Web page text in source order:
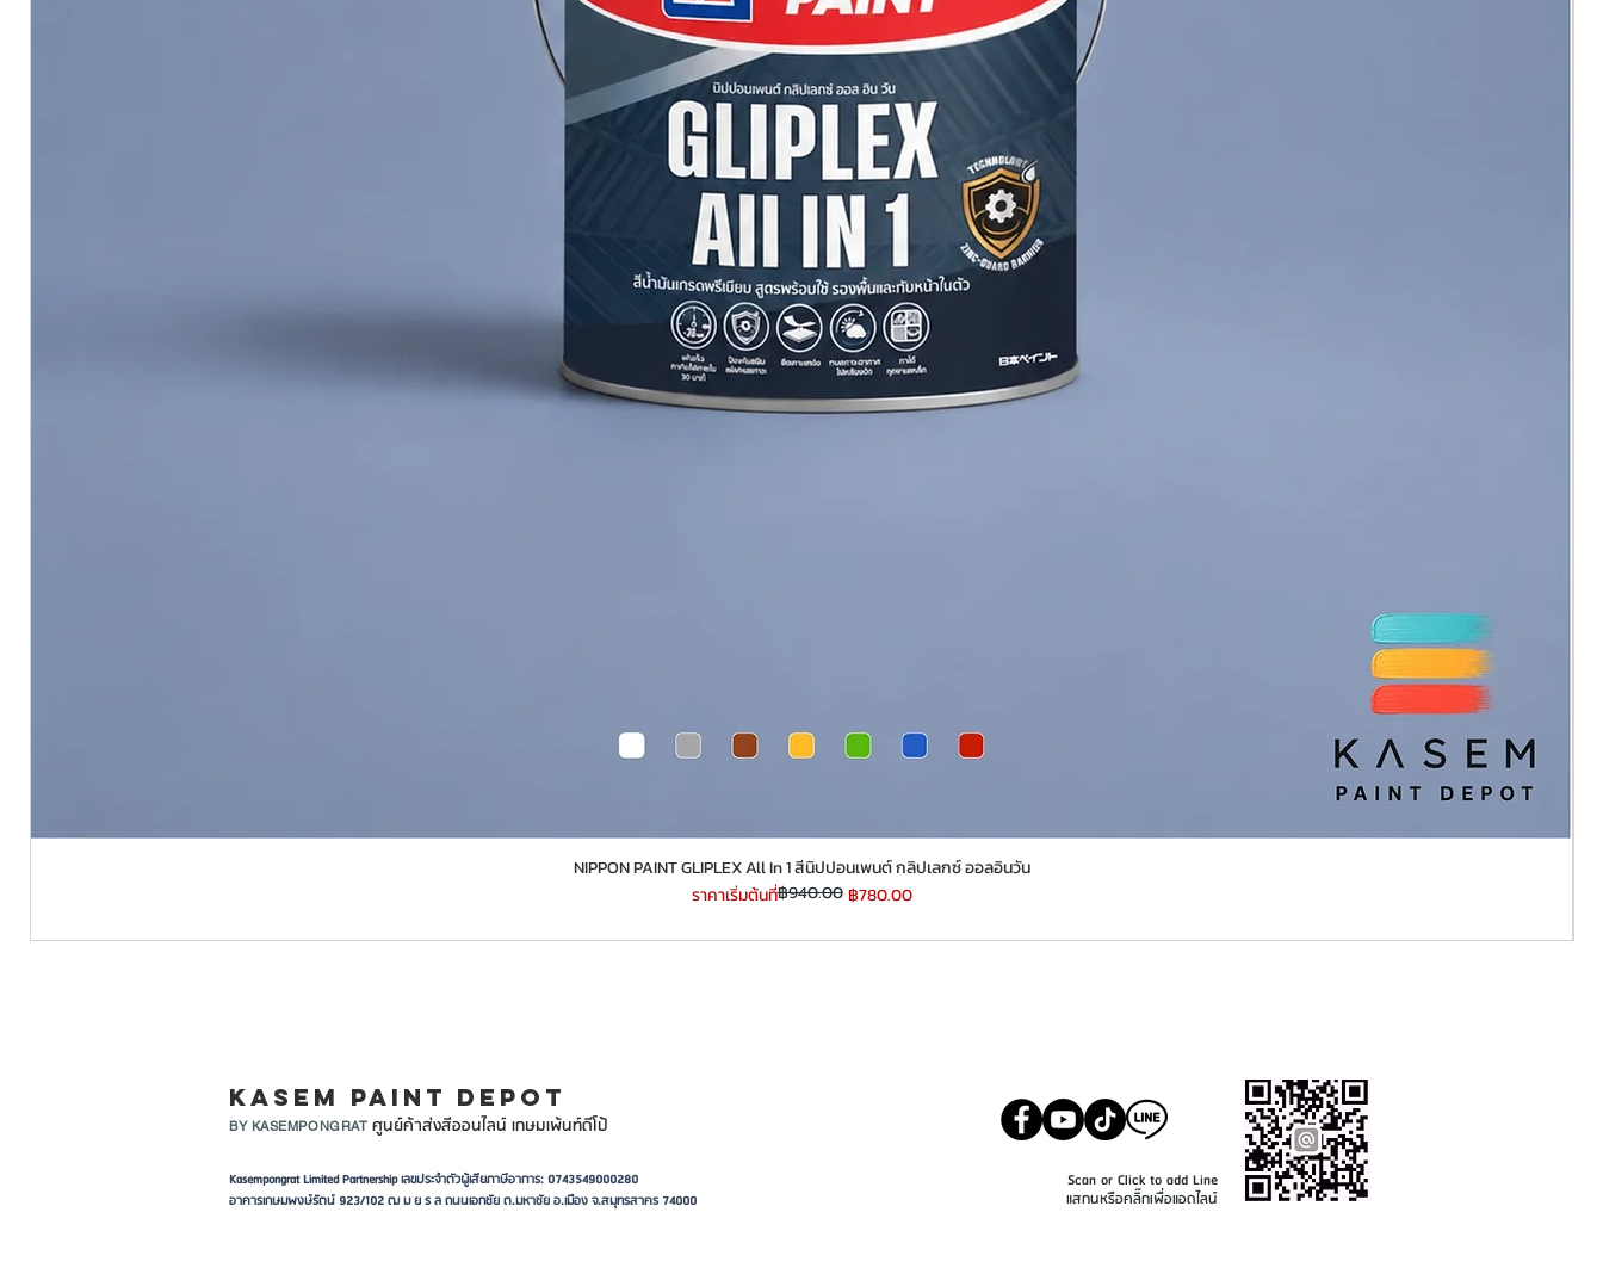
​​​​​​​NIPPON PAINT GLIPLEX All In 1 สีนิปปอนเพนต์ กลิปเลกซ์ ออลอินวัน
ราคาเริ่มต้นที่
ราคาปกติ ฿940.00 ฿780.00
ราคาขายลด
KASEM PAINT DEPOT
BY KASEMPONGRAT ศูนย์ค้าส่งสีออนไลน์ เกษมเพ้นท์ดีโป้
Kasempongrat Limited Partnership เลขประจำตัวผู้เสียภาษีอาการ: 0743549000280
อาคารเกษมพงษ์รัตน์ 923/102 ฒ ม ย ร ล ถนนเอกชัย ต.มหาชัย อ.เมือง จ.สมุทรสาคร 74000
Scan or Click to add Line
แสกนหรือคลิ๊กเพื่อแอดไลน์